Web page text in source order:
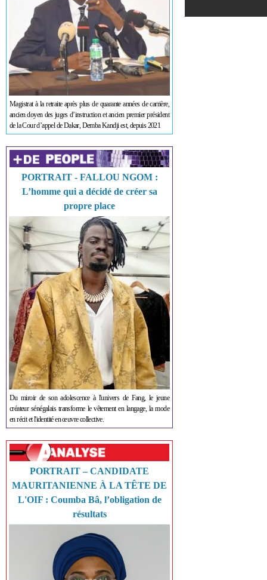
Magistrat à la retraite après plus de quarante années de carrière,
ancien doyen des juges d’instruction et ancien premier président
de la Cour d’appel de Dakar, Demba Kandji est, depuis 2021
PORTRAIT - FALLOU NGOM :
L’homme qui a décidé de créer sa
propre place
Du miroir de son adolescence à l'univers de Fang, le jeune
créateur sénégalais transforme le vêtement en langage, la mode
en récit et l'identité en œuvre collective.
PORTRAIT – CANDIDATE
MAURITANIENNE À LA TÊTE DE
L'OIF : Coumba Bâ, l’obligation de
résultats